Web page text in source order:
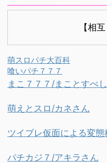
【相
萌スロパチ大百科
喰いパチ７７７
まこ７７７/まことすぺ
萌えとスロ/カネさん
ツイブレ仮面による変
パチカジ７/アキラさん